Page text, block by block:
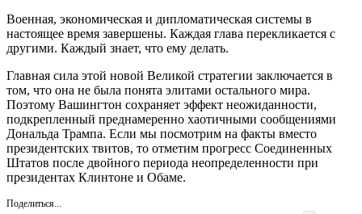
Военная, экономическая и дипломатическая системы в
настоящее время завершены. Каждая глава перекликается с
другими. Каждый знает, что ему делать.
Главная сила этой новой Великой стратегии заключается в
том, что она не была понята элитами остального мира.
Поэтому Вашингтон сохраняет эффект неожиданности,
подкрепленный преднамеренно хаотичными сообщениями
Дональда Трампа. Если мы посмотрим на факты вместо
президентских твитов, то отметим прогресс Соединенных
Штатов после двойного периода неопределенности при
президентах Клинтоне и Обаме.
Поделиться...